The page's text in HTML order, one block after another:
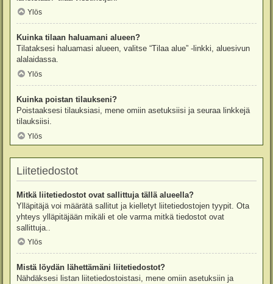
Ylös
Kuinka tilaan haluamani alueen?
Tilataksesi haluamasi alueen, valitse “Tilaa alue” -linkki, aluesivun
alalaidassa.
Ylös
Kuinka poistan tilaukseni?
Poistaaksesi tilauksiasi, mene omiin asetuksiisi ja seuraa linkkejä
tilauksiisi.
Ylös
Liitetiedostot
Mitkä liitetiedostot ovat sallittuja tällä alueella?
Ylläpitäjä voi määrätä sallitut ja kielletyt liitetiedostojen tyypit. Ota
yhteys ylläpitäjään mikäli et ole varma mitkä tiedostot ovat
sallittuja..
Ylös
Mistä löydän lähettämäni liitetiedostot?
Nähdäksesi listan liitetiedostoistasi, mene omiin asetuksiin ja